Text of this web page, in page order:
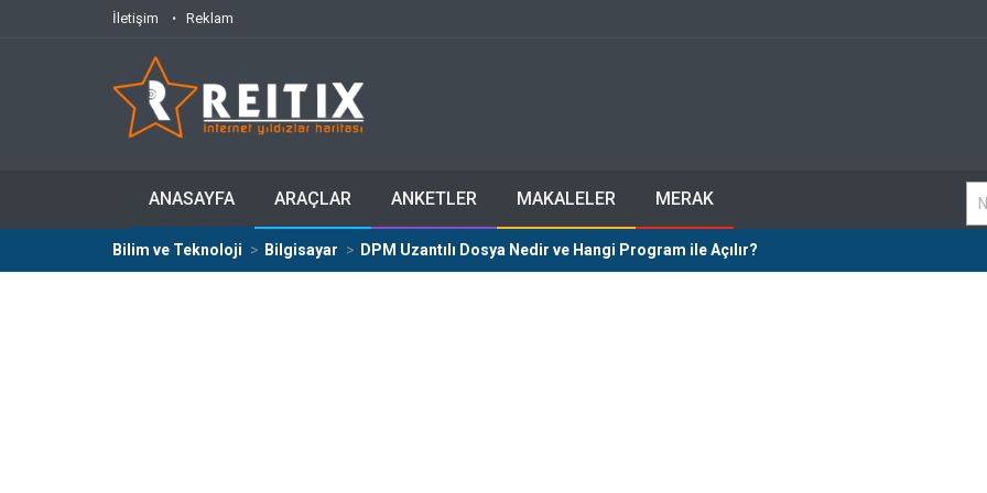
İletişim Reklam
ANASAYFA ARAÇLAR ANKETLER MAKALELER MERAK
Bilim ve Teknoloji Bilgisayar DPM Uzantılı Dosya Nedir ve Hangi Program ile Açılır?